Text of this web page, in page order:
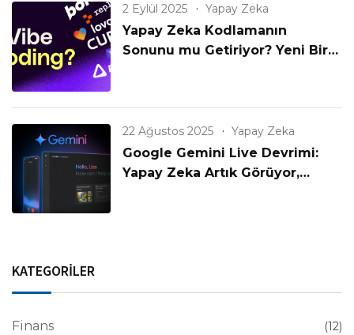
2 Eylül 2025 Yapay Zeka
Yapay Zeka Kodlamanın
Sonunu mu Getiriyor? Yeni Bir
22 Ağustos 2025 Yapay Zeka
Google Gemini Live Devrimi:
Yapay Zeka Artık Görüyor,
KATEGORİLER
Finans (12)